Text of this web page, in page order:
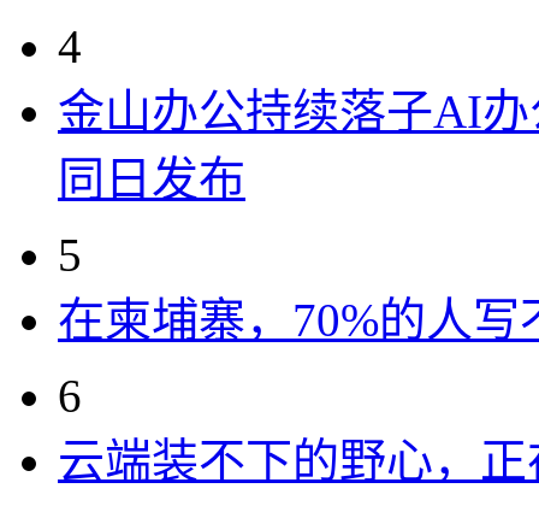
4
金山办公持续落子AI办
同日发布
5
在柬埔寨，70%的人写
6
云端装不下的野心，